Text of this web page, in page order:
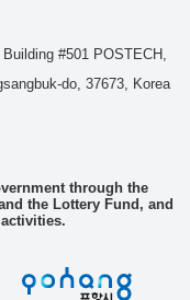
#501 POSTECH,
do, 37673, Korea
through the
the Lottery Fund, and